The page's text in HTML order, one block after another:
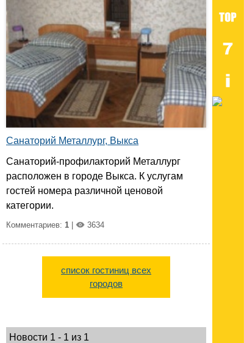
Санаторий Металлург, Выкса
Санаторий-профилакторий Металлург
расположен в городе Выкса. К услугам
гостей номера различной ценовой
категории.
Комментариев: 1 3634
список гостиниц всех
городов
Новости 1 - 1 из 1